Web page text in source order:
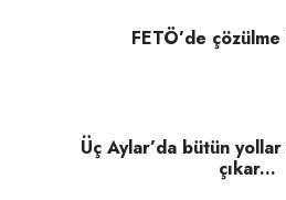
FETÖ’de
Üç Aylar’da bütün
çıkar...